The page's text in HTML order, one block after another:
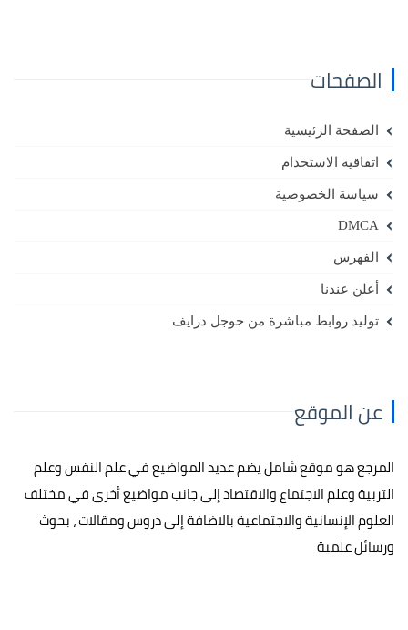
الصفحات
الصفحة الرئيسية
اتفاقية الاستخدام
سياسة الخصوصية
DMCA
الفهرس
أعلن عندنا
توليد روابط مباشرة من جوجل درايف
عن الموقع
المرجع هو موقع شامل يضم عديد المواضيع في علم النفس وعلم
التربية وعلم الاجتماع والاقتصاد إلى جانب مواضيع أخرى في مختلف
العلوم الإنسانية والاجتماعية بالاضافة إلى دروس ومقالات ، بحوث
ورسائل علمية